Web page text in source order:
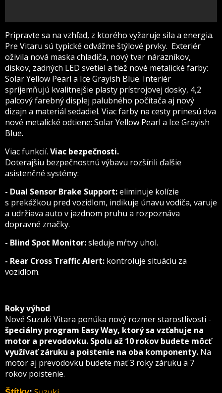
Pripravte sa na vzhľad, z ktorého vyžaruje sila a energia.
Pre Vitaru sú typické odvážne štýlové prvky. Exteriér
oživila nová maska chladiča, nový tvar nárazníkov,
diskov, zadných LED svetiel a tiež nové metalické farby:
Solar Yellow Pearl a Ice Grayish Blue. Interiér
spríjemňujú kvalitnejšie plasty prístrojovej dosky, 4,2
palcový farebný displej palubného počítača aj nový
dizajn a materiál sedadiel. Viac farby na cesty prinesú dva
nové metalické odtiene: Solar Yellow Pearl a Ice Grayish
Blue.
Viac funkcií. Viac bezpečnosti.
Doterajšiu bezpečnostnú výbavu rozšírili ďalšie
asistenčné systémy:
- Dual Sensor Brake Support:eliminuje kolízie
s prekážkou pred vozidlom, indikuje únavu vodiča, varuje
a udržiava auto v jazdnom pruhu a rozpoznáva
dopravné značky.
- Blind Spot Monitor:sleduje mŕtvy uhol.
- Rear Cross Traffic Alert: kontroluje situáciu za
vozidlom.
Roky výhod
Nové Suzuki Vitara ponúka nový rozmer starostlivosti -
špeciálny program Easy Way, ktorý sa vzťahuje na
motor a prevodovku. Spolu až 10 rokov budete môcť
využívať záruku a poistenie na oba komponenty. Na
motor aj prevodovku budete mať 3 roky záruku a 7
rokov poistenie.